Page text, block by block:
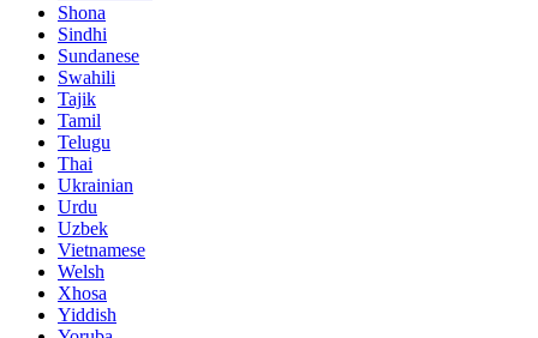
Shona
Sindhi
Sundanese
Swahili
Tajik
Tamil
Telugu
Thai
Ukrainian
Urdu
Uzbek
Vietnamese
Welsh
Xhosa
Yiddish